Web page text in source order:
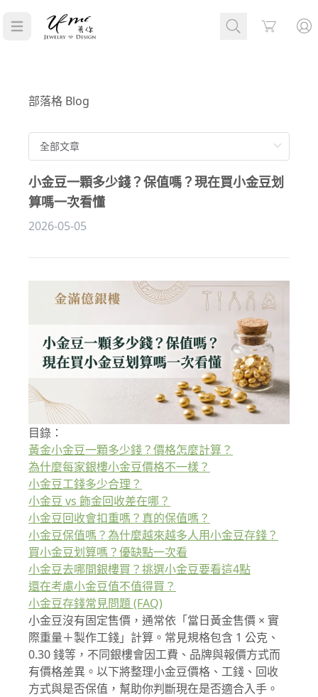
Cart
部落格 Blog
小金豆一顆多少錢？保值嗎？現在買小金豆划
算嗎一次看懂
2026-05-05
目錄：
黃金小金豆一顆多少錢？價格怎麼計算？
為什麼每家銀樓小金豆價格不一樣？
小金豆工錢多少合理？
小金豆 vs 飾金回收差在哪？
小金豆回收會扣重嗎？真的保值嗎？
小金豆保值嗎？為什麼越來越多人用小金豆存錢？
買小金豆划算嗎？優缺點一次看
小金豆去哪間銀樓買？挑選小金豆要看這4點
還在考慮小金豆值不值得買？
小金豆存錢常見問題 (FAQ)
小金豆沒有固定售價，通常依「當日黃金售價 × 實
際重量＋製作工錢」計算。常見規格包含 1 公克、
0.30 錢等，不同銀樓會因工費、品牌與報價方式而
有價格差異。以下將整理小金豆價格、工錢、回收
方式與是否保值，幫助你判斷現在是否適合入手。